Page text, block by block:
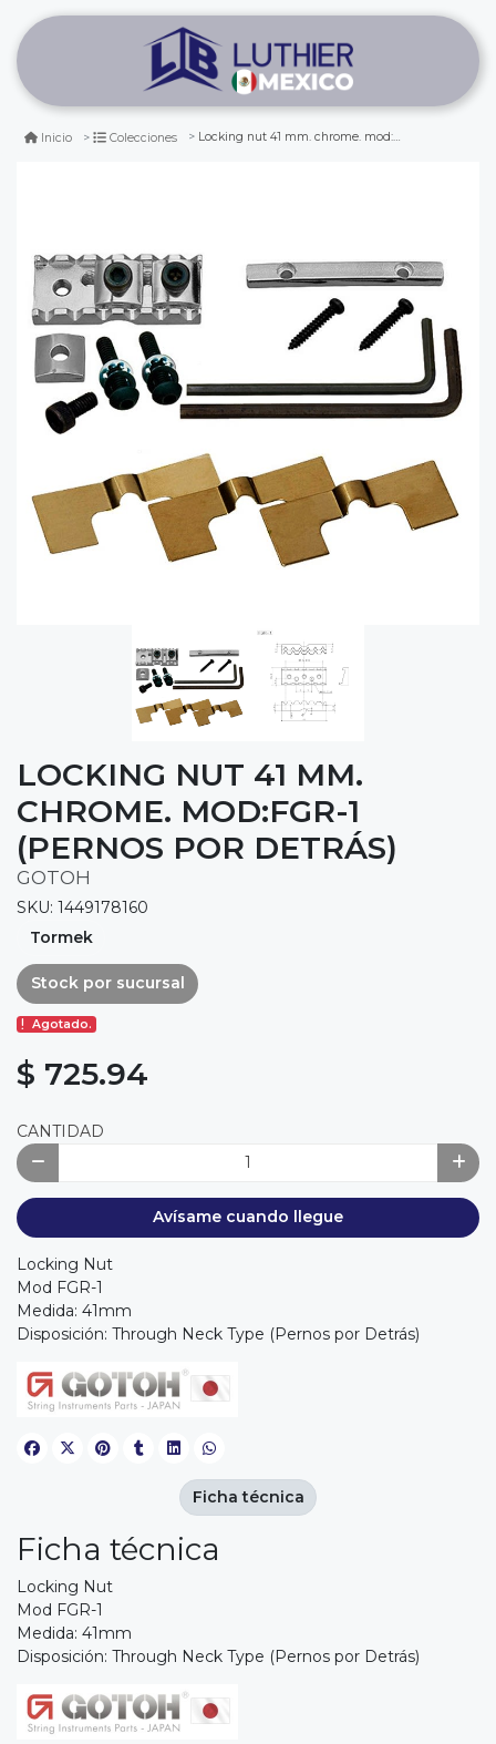
Inicio Colecciones Locking nut 41 mm. chrome. mod:fgr-1 (pernos por detrás)
LOCKING NUT 41 MM.
CHROME. MOD:FGR-1
(PERNOS POR DETRÁS)
GOTOH
SKU: 1449178160
Tormek
Stock por sucursal
Agotado.
$ 725.94
CANTIDAD
Avísame cuando llegue
Locking Nut
Mod FGR-1
Medida: 41mm
Disposición: Through Neck Type (Pernos por Detrás)
Ficha técnica
Locking Nut
Mod FGR-1
Medida: 41mm
Disposición: Through Neck Type (Pernos por Detrás)
Ficha técnica